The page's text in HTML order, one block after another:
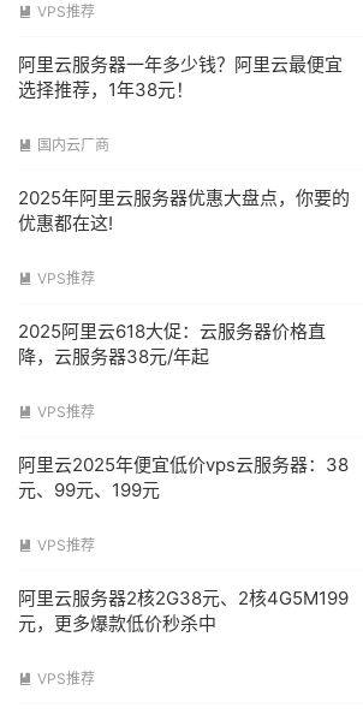
 VPS推荐
阿里云服务器一年多少钱？阿里云最便宜
选择推荐，1年38元！
 国内云厂商
2025年阿里云服务器优惠大盘点，你要的
优惠都在这!
 VPS推荐
2025阿里云618大促：云服务器价格直
降，云服务器38元/年起
 VPS推荐
阿里云2025年便宜低价vps云服务器：38
元、99元、199元
 VPS推荐
阿里云服务器2核2G38元、2核4G5M199
元，更多爆款低价秒杀中
 VPS推荐